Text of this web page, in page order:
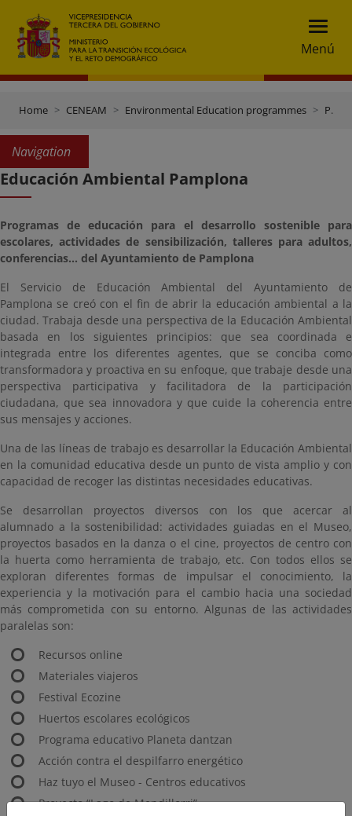
Menú
Home CENEAM Environmental Education programmes Programmes with other bodies
Navigation
Educación Ambiental Pamplona
Programas de educación para el desarrollo sostenible para
escolares, actividades de sensibilización, talleres para adultos,
conferencias... del Ayuntamiento de Pamplona
El Servicio de Educación Ambiental del Ayuntamiento de
Pamplona se creó con el fin de abrir la educación ambiental a la
ciudad. Trabaja desde una perspectiva de la Educación Ambiental
basada en los siguientes principios: que sea coordinada e
integrada entre los diferentes agentes, que se conciba como
transformadora y proactiva en su enfoque, que trabaje desde una
perspectiva participativa y facilitadora de la participación
ciudadana, que sea innovadora y que cuide la coherencia entre
sus mensajes y acciones.
Una de las líneas de trabajo es desarrollar la Educación Ambiental
en la comunidad educativa desde un punto de vista amplio y con
capacidad de recoger las distintas necesidades educativas.
Se desarrollan proyectos diversos con los que acercar al
alumnado a la sostenibilidad: actividades guiadas en el Museo,
proyectos basados en la danza o el cine, proyectos de centro con
la huerta como herramienta de trabajo, etc. Con todos ellos se
exploran diferentes formas de impulsar el conocimiento, la
experiencia y la motivación para el cambio hacia una sociedad
más comprometida con su entorno. Algunas de las actividades
paralelas son:
Recursos online
Materiales viajeros
Festival Ecozine
Huertos escolares ecológicos
Programa educativo Planeta dantzan
Acción contra el despilfarro energético
Haz tuyo el Museo - Centros educativos
Proyecto “Lago de Mendillorri”